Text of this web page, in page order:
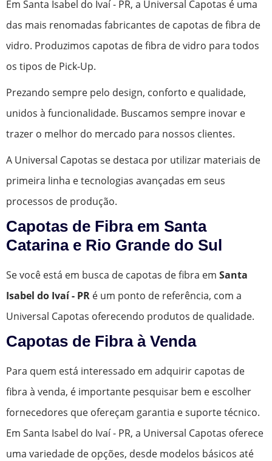
Em Santa Isabel do Ivaí - PR, a Universal Capotas é uma
das mais renomadas fabricantes de capotas de fibra de
vidro. Produzimos capotas de fibra de vidro para todos
os tipos de Pick-Up.
Prezando sempre pelo design, conforto e qualidade,
unidos à funcionalidade. Buscamos sempre inovar e
trazer o melhor do mercado para nossos clientes.
A Universal Capotas se destaca por utilizar materiais de
primeira linha e tecnologias avançadas em seus
processos de produção.
Capotas de Fibra em Santa
Catarina e Rio Grande do Sul
Se você está em busca de capotas de fibra em Santa
Isabel do Ivaí - PR é um ponto de referência, com a
Universal Capotas oferecendo produtos de qualidade.
Capotas de Fibra à Venda
Para quem está interessado em adquirir capotas de
fibra à venda, é importante pesquisar bem e escolher
fornecedores que ofereçam garantia e suporte técnico.
Em Santa Isabel do Ivaí - PR, a Universal Capotas oferece
uma variedade de opções, desde modelos básicos até